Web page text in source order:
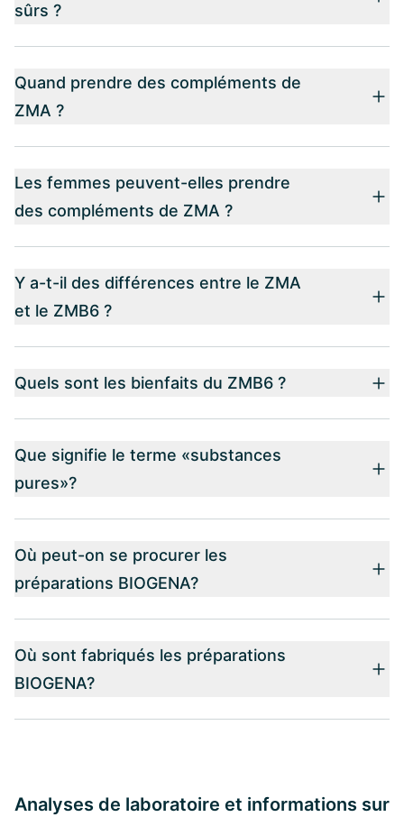
sûrs ?
Quand prendre des compléments de
ZMA ?
Les femmes peuvent-elles prendre
des compléments de ZMA ?
Y a-t-il des différences entre le ZMA
et le ZMB6 ?
Quels sont les bienfaits du ZMB6 ?
Que signifie le terme «substances
pures»?
Où peut-on se procurer les
préparations BIOGENA?
Où sont fabriqués les préparations
BIOGENA?
Analyses de laboratoire et informations sur